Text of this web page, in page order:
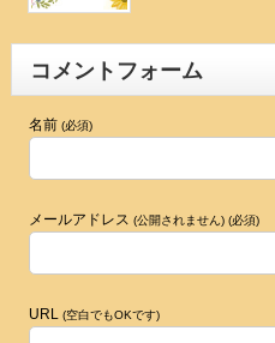
コメントフォーム
名前 (必須)
メールアドレス (公開されません) (必須)
URL (空白でもOKです)